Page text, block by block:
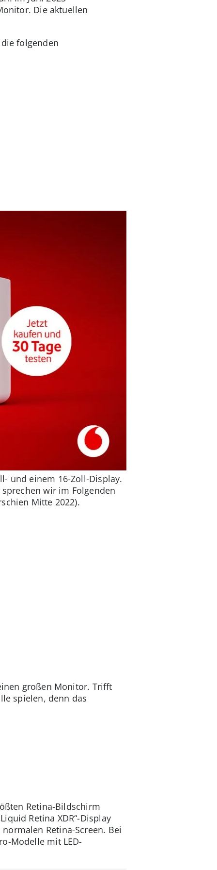
Die aktuellen
folgenden
und einem 16-Zoll-Display.
wir im Folgenden
Mitte 2022).
großen Monitor. Trifft
spielen, denn das
Retina-Bildschirm
Retina XDR“-Display
Retina-Screen. Bei
Modelle mit LED-